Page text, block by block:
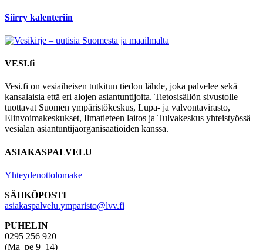
Siirry kalenteriin
VESI.fi
Vesi.fi on vesiaiheisen tutkitun tiedon lähde, joka palvelee sekä
kansalaisia että eri alojen asiantuntijoita. Tietosisällön sivustolle
tuottavat Suomen ympäristökeskus, Lupa- ja valvontavirasto,
Elinvoimakeskukset, Ilmatieteen laitos ja Tulvakeskus yhteistyössä
vesialan asiantuntijaorganisaatioiden kanssa.
ASIAKASPALVELU
Yhteydenottolomake
SÄHKÖPOSTI
asiakaspalvelu.ymparisto@lvv.fi
PUHELIN
0295 256 920
(Ma–pe 9–14)